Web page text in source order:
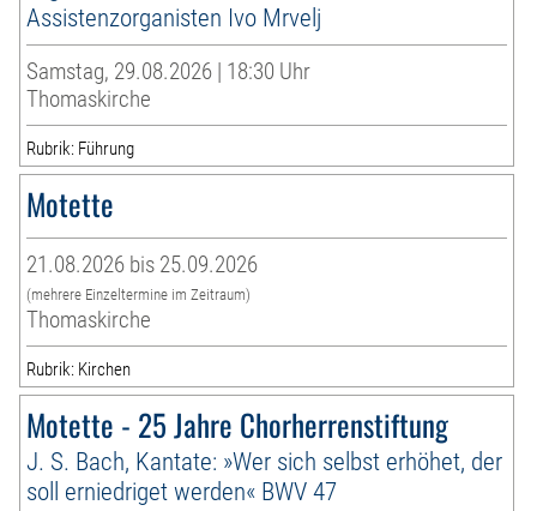
Assistenzorganisten Ivo Mrvelj
Samstag, 29.08.2026 | 18:30 Uhr
Thomaskirche
Rubrik: Führung
Motette
21.08.2026 bis 25.09.2026
(mehrere Einzeltermine im Zeitraum)
Thomaskirche
Rubrik: Kirchen
Motette - 25 Jahre Chorherrenstiftung
J. S. Bach, Kantate: »Wer sich selbst erhöhet, der
soll erniedriget werden« BWV 47